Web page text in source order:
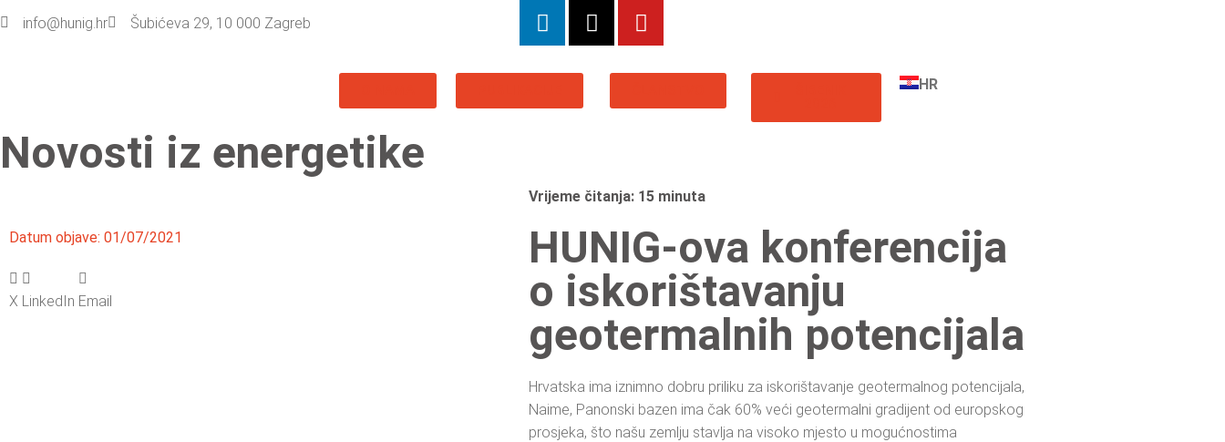
info@hunig.hr Šubićeva 29, 10 000 Zagreb
HR
Novosti iz energetike
Datum objave: 01/07/2021
X LinkedIn Email
Vrijeme čitanja: 15 minuta
HUNIG-ova konferencija
o iskorištavanju
geotermalnih potencijala
Hrvatska ima iznimno dobru priliku za iskorištavanje geotermalnog potencijala,
Naime, Panonski bazen ima čak 60% veći geotermalni gradijent od europskog
prosjeka, što našu zemlju stavlja na visoko mjesto u mogućnostima